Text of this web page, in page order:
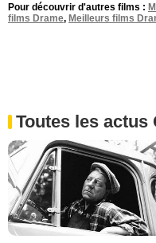
Pour découvrir d'autres films :
films Drame, Meilleurs films
Toutes les actus